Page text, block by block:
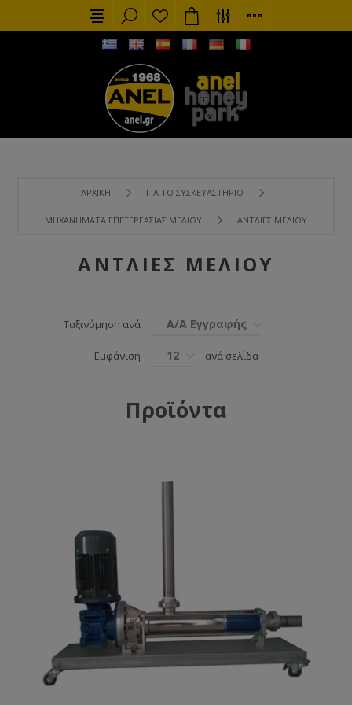
ΑΡΧΙΚΉ ΓΙΑ ΤΟ ΣΥΣΚΕΥΑΣΤΉΡΙΟ
ΜΗΧΑΝΉΜΑΤΑ ΕΠΕΞΕΡΓΑΣΊΑΣ ΜΕΛΙΟΎ ΑΝΤΛΊΕΣ ΜΕΛΙΟΎ
ΑΝΤΛΊΕΣ ΜΕΛΙΟΎ
Ταξινόμηση ανά Α/Α Εγγραφής
Εμφάνιση 12 ανά σελίδα
Προϊόντα